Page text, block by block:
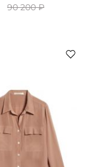
90 200 ₽